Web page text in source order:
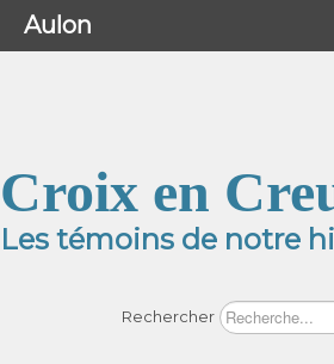
Croix en
Les témoins de notre
Rechercher
Menu
Aulon